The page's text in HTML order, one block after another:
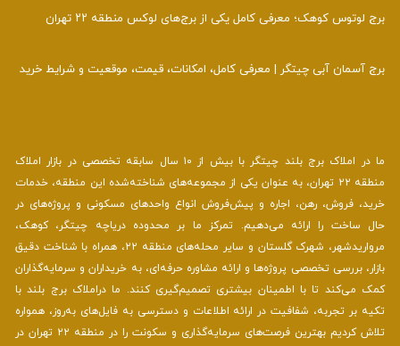
برج لوتوس کوهک؛ معرفی کامل یکی از برج‌های لوکس منطقه ۲۲ تهران
برج آسمان آبی چیتگر | معرفی کامل، امکانات، قیمت، موقعیت و شرایط خرید
ما در املاک برج بلند چیتگر با بیش از ۱۰ سال سابقه تخصصی در بازار املاک
منطقه ۲۲ تهران، به عنوان یکی از مجموعه‌های شناخته‌شده این منطقه، خدمات
خرید، فروش، رهن، اجاره و پیش‌فروش انواع واحدهای مسکونی و پروژه‌های در
حال ساخت را ارائه می‌دهیم. تمرکز ما بر محدوده دریاچه چیتگر، کوهک،
مرواریدشهر، شهرک گلستان و سایر محله‌های منطقه ۲۲، همراه با شناخت دقیق
بازار، بررسی تخصصی پروژه‌ها و ارائه مشاوره حرفه‌ای، به خریداران و سرمایه‌گذاران
کمک می‌کند تا با اطمینان بیشتری تصمیم‌گیری کنند. ما دراملاک برج بلند با
تکیه بر تجربه، شفافیت در ارائه اطلاعات و دسترسی به فایل‌های به‌روز، همواره
تلاش کردیم بهترین فرصت‌های سرمایه‌گذاری و سکونت را در منطقه ۲۲ تهران در